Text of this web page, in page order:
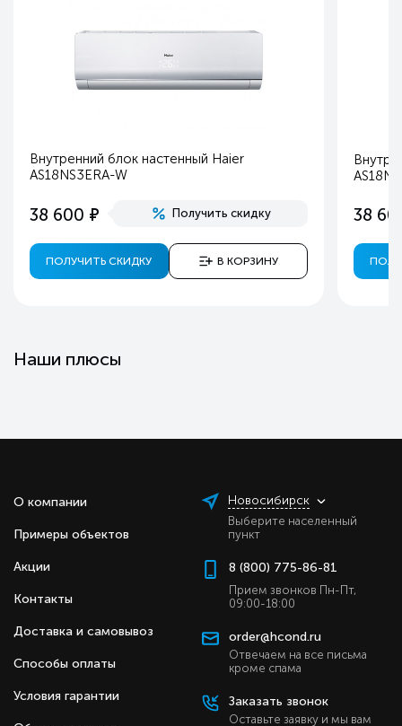
Внутренний блок настенный Haier
AS18NS3ERA-W
38 600 е Получить скидку
ПОЛУЧИТЬ СКИДКУ В КОРЗИНУ
38
Наши плюсы
О компании
Примеры объектов
Акции
Контакты
Доставка и самовывоз
Способы оплаты
Условия гарантии
Новосибирск
Выберите населенный
пункт
8 (800) 775-86-81
Прием звонков Пн-Пт,
09:00-18:00
order@hcond.ru
Отвечаем на все письма
кроме спама
Заказать звонок
Оставьте заявку и мы вам